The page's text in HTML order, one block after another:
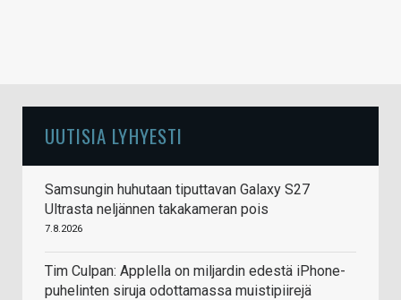
UUTISIA LYHYESTI
Samsungin huhutaan tiputtavan Galaxy S27
Ultrasta neljännen takakameran pois
7.8.2026
Tim Culpan: Applella on miljardin edestä iPhone-
puhelinten siruja odottamassa muistipiirejä